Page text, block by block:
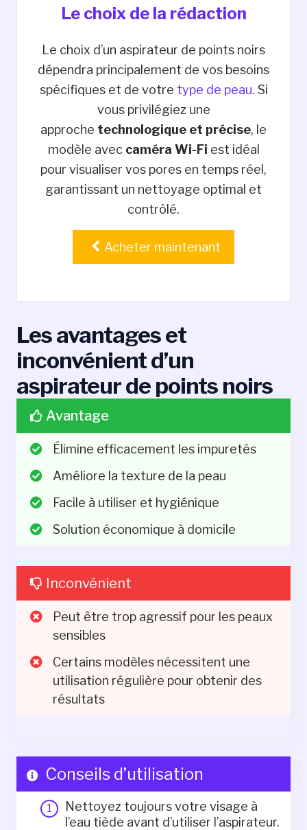
Le choix de la rédaction
Le choix d’un aspirateur de points noirs
dépendra principalement de vos besoins
spécifiques et de votre type de peau. Si
vous privilégiez une
approche technologique et précise, le
modèle avec caméra Wi-Fi est idéal
pour visualiser vos pores en temps réel,
garantissant un nettoyage optimal et
contrôlé.
Acheter maintenant
Les avantages et
inconvénient d’un
aspirateur de points noirs
Avantage
Élimine efficacement les impuretés
Améliore la texture de la peau
Facile à utiliser et hygiénique
Solution économique à domicile
Inconvénient
Peut être trop agressif pour les peaux
sensibles
Certains modèles nécessitent une
utilisation régulière pour obtenir des
résultats
Conseils d’utilisation
Nettoyez toujours votre visage à
l’eau tiède avant d’utiliser l’aspirateur.